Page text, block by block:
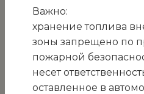
даты
по 31.03.2027
к участию в
Важно:
хранение топлива
зоны запрещено по
пожарной
несет
оставленное в